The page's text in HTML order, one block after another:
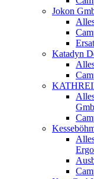
Jokon
Katadyn